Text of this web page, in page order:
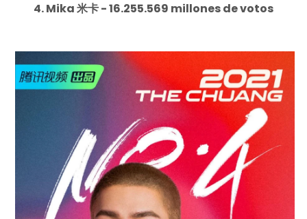
4. Mika 米卡 - 16.255.569 millones de votos